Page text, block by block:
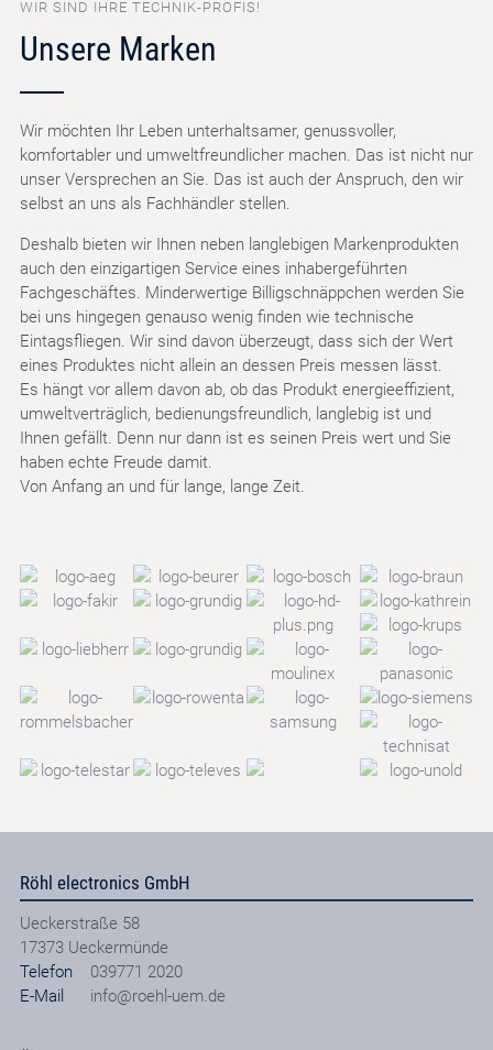
WIR SIND IHRE TECHNIK-PROFIS!
Unsere Marken
Wir möchten Ihr Leben unterhaltsamer, genussvoller,
komfortabler und umweltfreundlicher machen. Das ist nicht nur
unser Versprechen an Sie. Das ist auch der Anspruch, den wir
selbst an uns als Fachhändler stellen.
Deshalb bieten wir Ihnen neben langlebigen Markenprodukten
auch den einzigartigen Service eines inhabergeführten
Fachgeschäftes. Minderwertige Billigschnäppchen werden Sie
bei uns hingegen genauso wenig finden wie technische
Eintagsfliegen. Wir sind davon überzeugt, dass sich der Wert
eines Produktes nicht allein an dessen Preis messen lässt.
Es hängt vor allem davon ab, ob das Produkt energieeffizient,
umweltverträglich, bedienungsfreundlich, langlebig ist und
Ihnen gefällt. Denn nur dann ist es seinen Preis wert und Sie
haben echte Freude damit.
Von Anfang an und für lange, lange Zeit.
Röhl electronics GmbH
Ueckerstraße 58
17373 Ueckermünde
Telefon
039771 2020
E-Mail
info@roehl-uem.de